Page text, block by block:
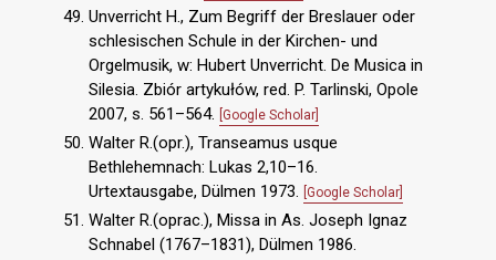
Unverricht H., Zum Begriff der Breslauer oder
schlesischen Schule in der Kirchen- und
Orgelmusik, w: Hubert Unverricht. De Musica in
Silesia. Zbiór artykułów, red. P. Tarlinski, Opole
2007, s. 561–564. [Google Scholar]
Walter R.(opr.), Transeamus usque
Bethlehemnach: Lukas 2,10–16.
Urtextausgabe, Dülmen 1973. [Google Scholar]
Walter R.(oprac.), Missa in As. Joseph Ignaz
Schnabel (1767–1831), Dülmen 1986.